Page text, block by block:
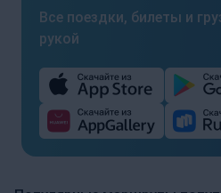
Все поездки, билеты и
рукой